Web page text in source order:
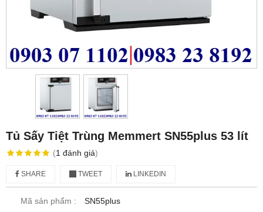
Tủ Sấy Tiệt Trùng Memmert SN55plus 53 lít
(1 đánh giá)
SHARE TWEET LINKEDIN
Mã sản phẩm :
SN55plus